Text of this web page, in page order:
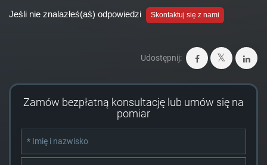
Jeśli nie znalazłeś(aś) odpowiedzi Skontaktuj się z nami
Udostępnij:
Zamów bezpłatną konsultację lub umów się na
pomiar